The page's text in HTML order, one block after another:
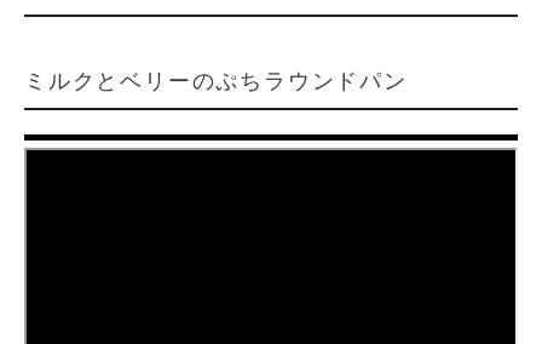
ミルクとベリーのぷちラウンドパン